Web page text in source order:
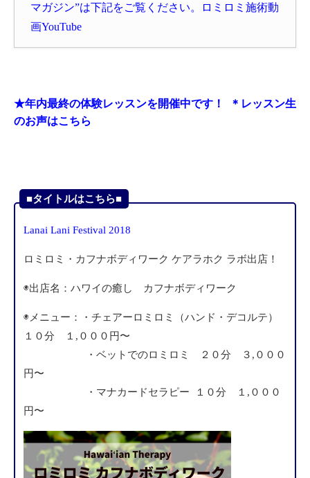
マガジン”は下記をご覧ください。
ロミロミ施術動
画YouTube
★年内最終の体験レッスンを開催中です！
＊レッスン生
のお声はこちら
■タイトルはこちら■
Lanai Lani Festival 2018
ロミロミ・カフナボディワーク ケアラホク ラボ出店！
◉出店名：ハワイの癒し カフナボディワーク
◉メニュー：・チェアーロミロミ（ハンド・デコルテ）
１０分 １,０００円〜
・ベットでのロミロミ ２０分 ３,０００
円〜
・マナカードセラピー １０分 １,０００
円〜